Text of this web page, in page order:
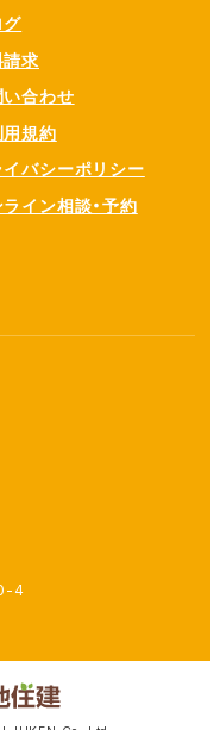
グ
請求
い合わせ
用規約
イバシーポリシー
イン相談・予約
4